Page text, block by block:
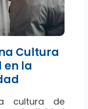
Cultura
en la
cultura de